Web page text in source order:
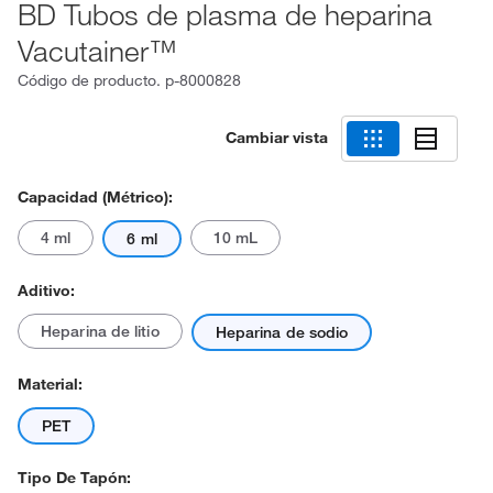
BD Tubos de plasma de heparina
Vacutainer™
Código de producto. p-8000828
Cambiar vista
Capacidad (métrico):
4 ml 6 ml 10 mL
Aditivo:
Heparina de litio Heparina de sodio
Material:
PET
Tipo De Tapón: